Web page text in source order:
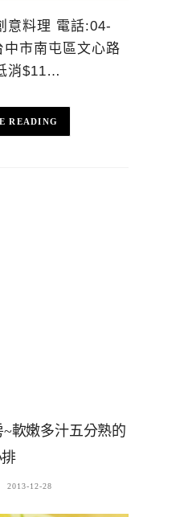
意料理 電話:04-
市南屯區文心路
消$11…
READING
軟嫩多汁五分熟的
2013-12-28